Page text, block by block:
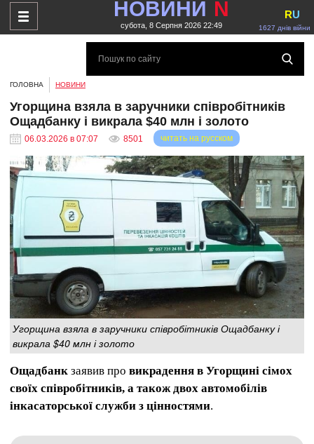
НОВИНИ N
субота, 8 Серпня 2026 22:49 1627 днів війни
RU
ГОЛОВНА НОВИНИ
Угорщина взяла в заручники співробітників
Ощадбанку і викрала $40 млн і золото
06.03.2026 в 07:07 8501 читать на русском
Угорщина взяла в заручники співробітників Ощадбанку і
викрала $40 млн і золото
Ощадбанк заявив про викрадення в Угорщині сімох
своїх співробітників, а також двох автомобілів
інкасаторської служби з цінностями.